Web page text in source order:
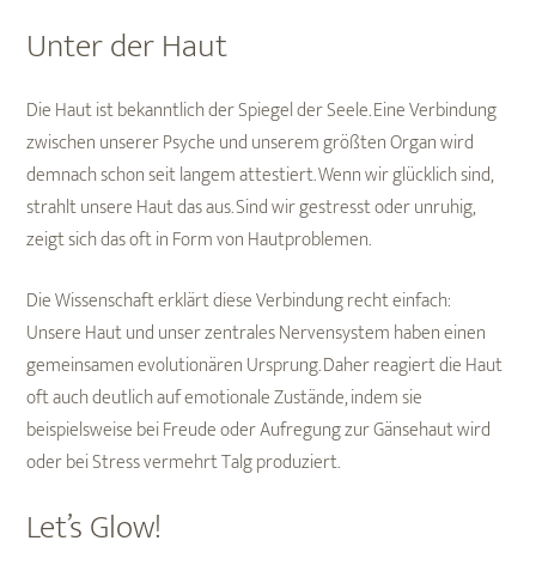
Unter der Haut
Die Haut ist bekanntlich der Spiegel der Seele. Eine Verbindung
zwischen unserer Psyche und unserem größten Organ wird
demnach schon seit langem attestiert. Wenn wir glücklich sind,
strahlt unsere Haut das aus. Sind wir gestresst oder unruhig,
zeigt sich das oft in Form von Hautproblemen.
Die Wissenschaft erklärt diese Verbindung recht einfach:
Unsere Haut und unser zentrales Nervensystem haben einen
gemeinsamen evolutionären Ursprung. Daher reagiert die Haut
oft auch deutlich auf emotionale Zustände, indem sie
beispielsweise bei Freude oder Aufregung zur Gänsehaut wird
oder bei Stress vermehrt Talg produziert.
Let’s Glow!